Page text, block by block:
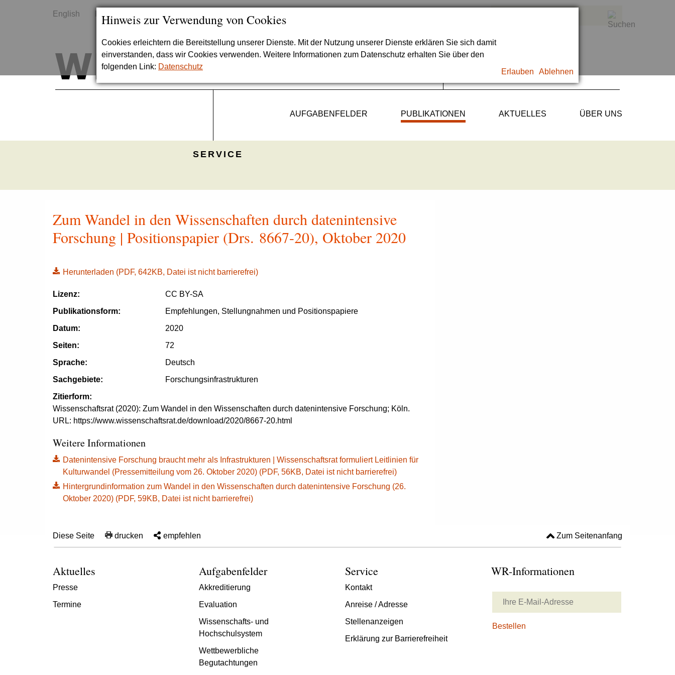
Hinweis zur Verwendung von Cookies
Cookies erleichtern die Bereitstellung unserer Dienste. Mit der Nutzung unserer Dienste erklären Sie sich damit
einverstanden, dass wir Cookies verwenden. Weitere Informationen zum Datenschutz erhalten Sie über den
folgenden Link: Datenschutz
Erlauben Ablehnen
English
AUFGABENFELDER PUBLIKATIONEN AKTUELLES ÜBER UNS
SERVICE
Zum Wandel in den Wissenschaften durch datenintensive
Forschung | Positionspapier (Drs. 8667-20), Oktober 2020
Herunterladen (PDF, 642KB, Datei ist nicht barrierefrei)
Lizenz:
CC BY-SA
Publikationsform:
Empfehlungen, Stellungnahmen und Positionspapiere
Datum:
2020
Seiten:
72
Sprache:
Deutsch
Sachgebiete:
Forschungsinfrastrukturen
Zitierform:
Wissenschaftsrat (2020): Zum Wandel in den Wissenschaften durch datenintensive Forschung; Köln.
URL: https://www.wissenschaftsrat.de/download/2020/8667-20.html
Weitere Informationen
Datenintensive Forschung braucht mehr als Infrastrukturen | Wissenschaftsrat formuliert Leitlinien für
Kulturwandel (Pressemitteilung vom 26. Oktober 2020) (PDF, 56KB, Datei ist nicht barrierefrei)
Hintergrundinformation zum Wandel in den Wissenschaften durch datenintensive Forschung (26.
Oktober 2020) (PDF, 59KB, Datei ist nicht barrierefrei)
Diese Seite drucken empfehlen Zum Seitenanfang
Aktuelles
Presse
Termine
Aufgabenfelder
Akkreditierung
Evaluation
Wissenschafts- und
Hochschulsystem
Wettbewerbliche
Begutachtungen
Service
Kontakt
Anreise / Adresse
Stellenanzeigen
Erklärung zur Barrierefreiheit
WR-Informationen